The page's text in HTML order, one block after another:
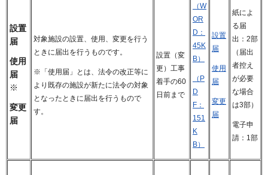
設置
届
使用
届
※
変更
届
対象施設の設置、使用、変更を行う
ときに届出を行うものです。
※「使用届」とは、法令の改正等に
より既存の施設が新たに法令の対象
となったときに届出を行うもので
す。
設置（変
更）工事
着手の60
日前まで
（W
OR
D：
45K
B）
（P
D
F：
151
K
B）
設置
届
使用
届
変更
届
紙によ
る届
出：2部
（届出
者控え
が必要
な場合
は3部）
電子申
請：1部